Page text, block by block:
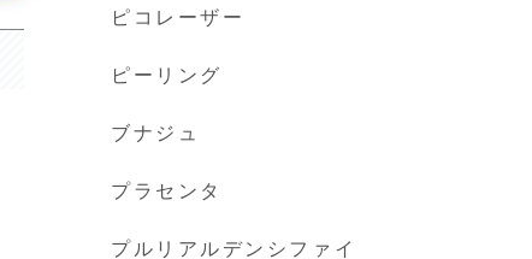
ピコレーザー
ピーリング
ブナジュ
プラセンタ
プルリアルデンシファイ